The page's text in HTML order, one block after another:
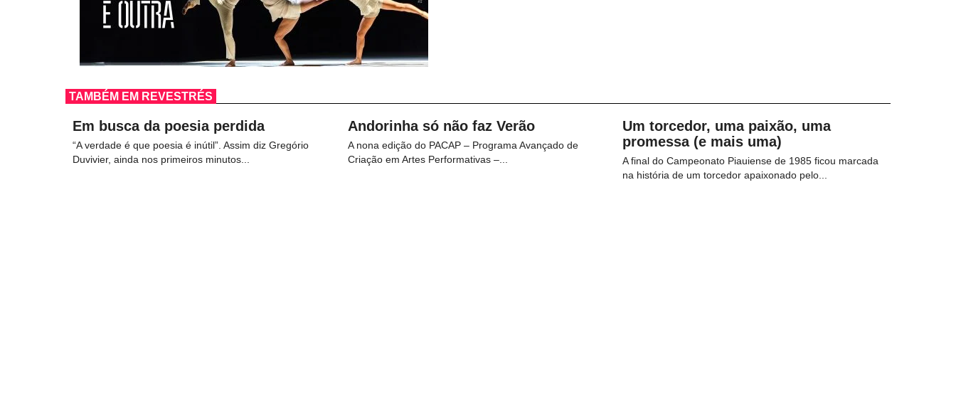
TAMBÉM EM REVESTRÉS
Em busca da poesia perdida
“A verdade é que poesia é inútil”. Assim diz Gregório
Duvivier, ainda nos primeiros minutos...
Andorinha só não faz Verão
A nona edição do PACAP – Programa Avançado de
Criação em Artes Performativas –...
Um torcedor, uma paixão, uma
promessa (e mais uma)
A final do Campeonato Piauiense de 1985 ficou marcada
na história de um torcedor apaixonado pelo...